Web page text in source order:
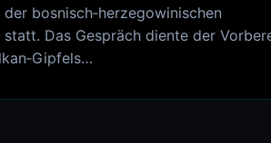
bosnisch‑herzegowinischen
Das Gespräch diente der